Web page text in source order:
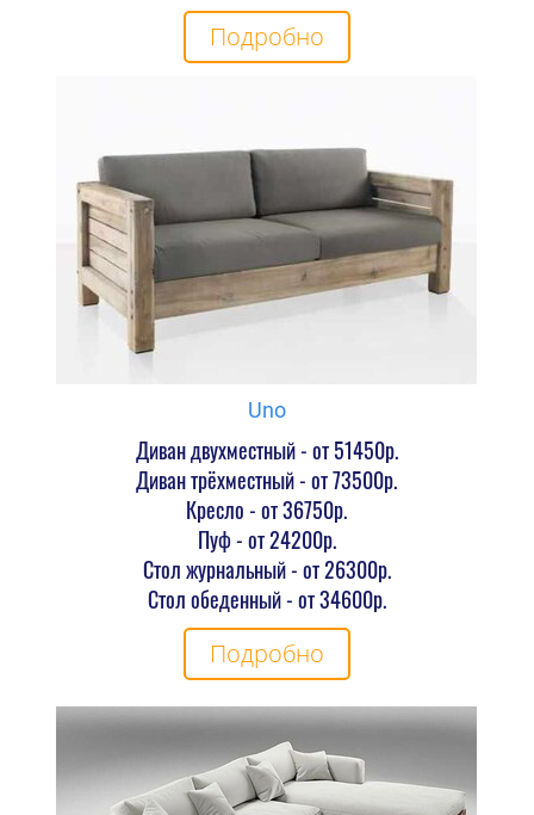
Подробно
Uno
Диван двухместный - от 51450р.
Диван трёхместный - от 73500р.
Кресло - от 36750р.
Пуф - от 24200р.
Стол журнальный - от 26300р.
Стол обеденный - от 34600р.
Подробно